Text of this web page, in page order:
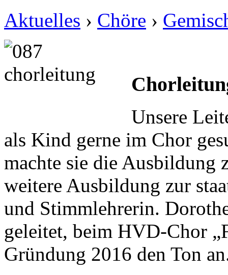
Aktuelles › Chöre ›
Unsere
als Kind gerne im Chor
machte sie die Ausbildung
weitere Ausbildung zur
und Stimmlehrerin.
geleitet, beim HVD-Chor
Gründung 2016 den Ton